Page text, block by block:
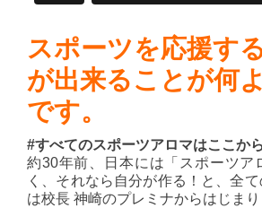
スポーツを応援す
が出来ることが何
です。
#すべてのスポーツアロマはここか
約30年前、日本には「スポーツア
く、それなら自分が作る！と、全
は校長 神崎のプレミナからはじま